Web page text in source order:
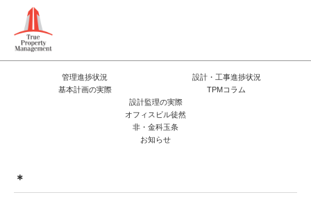
管理進捗状況
設計・工事進捗状況
基本計画の実際
TPMコラム
設計監理の実際
オフィスビル徒然
非・金科玉条
お知らせ
＊